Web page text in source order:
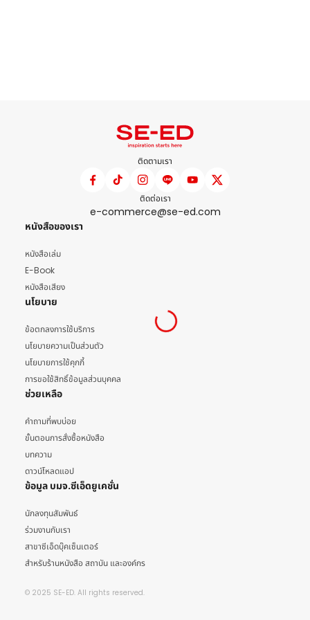
ติดตามเรา
ติดต่อเรา
e-commerce@se-ed.com
หนังสือของเรา
หนังสือเล่ม
E-Book
หนังสือเสียง
นโยบาย
ข้อตกลงการใช้บริการ
นโยบายความเป็นส่วนตัว
นโยบายการใช้คุกกี้
การขอใช้สิทธิ์ข้อมูลส่วนบุคคล
ช่วยเหลือ
คำถามที่พบบ่อย
ขั้นตอนการสั่งซื้อหนังสือ
บทความ
ดาวน์โหลดแอป
ข้อมูล บมจ.ซีเอ็ดยูเคชั่น
นักลงทุนสัมพันธ์
ร่วมงานกับเรา
สาขาซีเอ็ดบุ๊คเซ็นเตอร์
สำหรับร้านหนังสือ สถาบัน และองค์กร
© 2025 SE-ED. All rights reserved.